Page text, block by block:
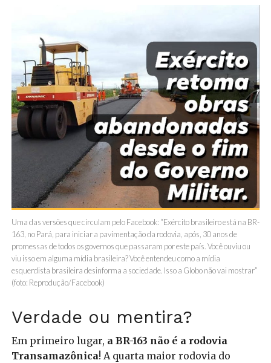
Uma das versões que circulam pelo Facebook: “Exército brasileiro está na BR-
163, no Pará, para iniciar a pavimentação da rodovia, após, 30 anos de
promessas de todos os governos que passaram por este país. Você ouviu ou
viu isso em alguma mídia brasileira? Você entendeu como a mídia
esquerdista brasileira desinforma a sociedade. Isso a Globo não vai mostrar”
(foto: Reprodução/Facebook)
Verdade ou mentira?
Em primeiro lugar, a BR-163 não é a rodovia
Transamazônica! A quarta maior rodovia do